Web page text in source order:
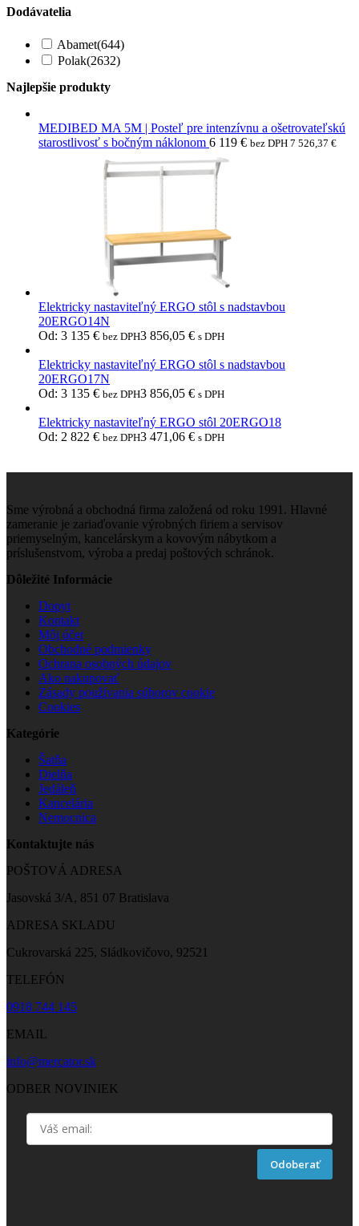
Dodávatelia
Abamet(644)
Polak(2632)
Najlepšie produkty
MEDIBED MA 5M | Posteľ pre intenzívnu a ošetrovateľskú
starostlivosť s bočným náklonom 6 119 € bez DPH 7 526,37 €
Elektricky nastaviteľný ERGO stôl s nadstavbou
20ERGO14N
Od: 3 135 € bez DPH3 856,05 € s DPH
Elektricky nastaviteľný ERGO stôl s nadstavbou
20ERGO17N
Od: 3 135 € bez DPH3 856,05 € s DPH
Elektricky nastaviteľný ERGO stôl 20ERGO18
Od: 2 822 € bez DPH3 471,06 € s DPH
Sme výrobná a obchodná firma založená od roku 1991. Hlavné
zameranie je zariaďovanie výrobných firiem a servisov
priemyselným, kancelárskym a kovovým nábytkom a
príslušenstvom, výroba a predaj poštových schránok.
Dôležité Informácie
Dopyt
Kontakt
Môj účet
Obchodné podmienky
Ochrana osobných údajov
Ako nakupovať
Zásady používania súborov cookie
Cookies
Kategórie
Šatňa
Dielňa
Jedáleň
Kancelária
Nemocnica
Kontaktujte nás
POŠTOVÁ ADRESA
Jasovská 3/A, 851 07 Bratislava
ADRESA SKLADU
Cukrovarská 225, Sládkovičovo, 92521
TELEFÓN
0918 744 145
EMAIL
info@mercator.sk
ODBER NOVINIEK
Odoberať